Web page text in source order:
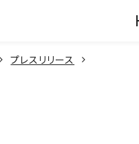
プレスリリース